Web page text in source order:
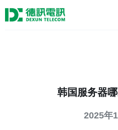
韩国服务器
2025年